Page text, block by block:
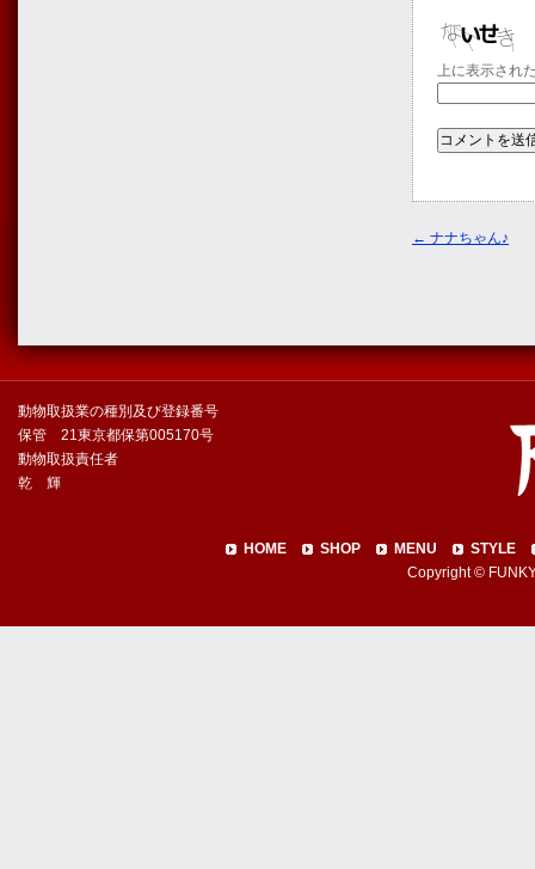
上に表示され
← ナナちゃん♪
動物取扱業の種別及び登録番号
保管 21東京都保第005170号
動物取扱責任者
乾 輝
HOME SHOP MENU
STYLE
Copyright ©